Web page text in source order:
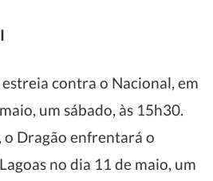
contra o Nacional, em
um sábado, às 15h30.
o Dragão enfrentará o
no dia 11 de maio, um